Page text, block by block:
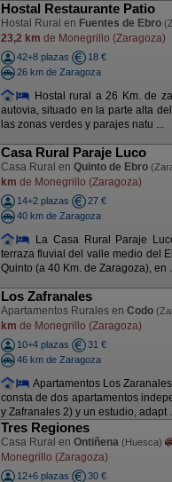
Hostal Restaurante Patio
Hostal Rural en Fuentes de Ebro
23,2 km de Monegrillo (Zaragoza)
42+8 plazas
18 €
26 km de Zaragoza
Hostal rural a 26 Km. de
autovia, situado en la parte alta
las zonas verdes y parajes natu ...
Casa Rural Paraje Luco
Casa Rural en Quinto de Ebro
km de Monegrillo (Zaragoza)
14+2 plazas
27 €
40 km de Zaragoza
La Casa Rural Paraje
terraza fluvial del valle medio del
Quinto (a 40 Km. de Zaragoza), en
Los Zafranales
Apartamentos Rurales en Codo
km de Monegrillo (Zaragoza)
10+4 plazas
31 €
46 km de Zaragoza
Apartamentos Los
consta de dos apartamentos
y Zafranales 2) y un estudio, adapt
Tres Regiones
Casa Rural en Ontiñena (Huesca)
Monegrillo (Zaragoza)
12+6 plazas
30 €